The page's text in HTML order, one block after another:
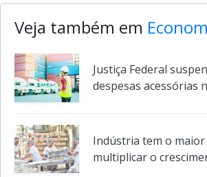
Veja também em
Justiça Federal
despesas acessórias
Indústria tem o maior
multiplicar o